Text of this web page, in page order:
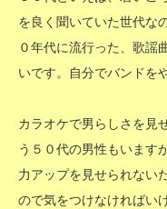
を良く聞いていた世代な
０年代に流行った、歌謡
いです。自分でバンドを
カラオケで男らしさを見
う５０代の男性もいます
力アップを見せられない
ので気をつけなければい